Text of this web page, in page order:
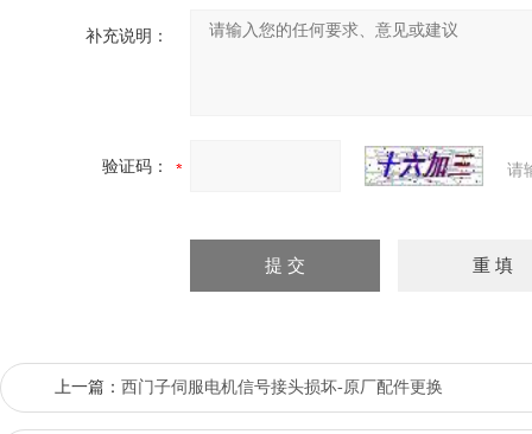
补充说明：
验证码： 请
上一篇： 西门子伺服电机信号接头损坏-原厂配件更换